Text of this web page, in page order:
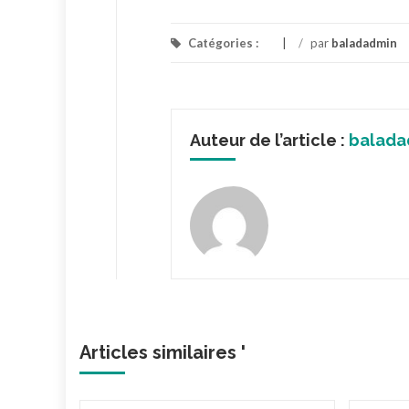
Catégories : / par baladadmin
Auteur de l’article :
Articles similaires '